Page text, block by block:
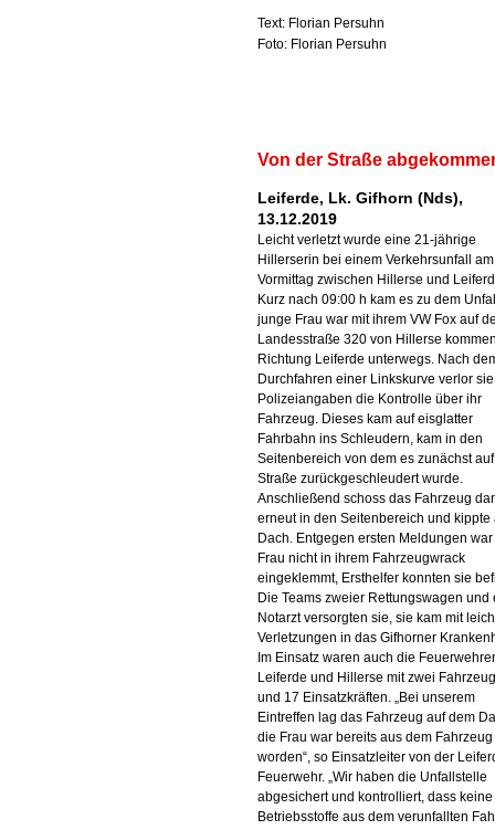
Text: Florian Persuhn
Foto: Florian Persuhn
Von der Straße
Leiferde, Lk. Gifhorn (Nds),
13.12.2019
Leicht verletzt wurde eine 21-jährige
Hillerserin bei einem Verkehrsunfall am
Vormittag zwischen Hillerse und
Kurz nach 09:00 h kam es zu dem
junge Frau war mit ihrem VW Fox auf
Landesstraße 320 von Hillerse
Richtung Leiferde unterwegs. Nach
Durchfahren einer Linkskurve verlor
Polizeiangaben die Kontrolle über ihr
Fahrzeug. Dieses kam auf eisglatter
Fahrbahn ins Schleudern, kam in den
Seitenbereich von dem es zunächst
Straße zurückgeschleudert wurde.
Anschließend schoss das Fahrzeug
erneut in den Seitenbereich und kippte
Dach. Entgegen ersten Meldungen
Frau nicht in ihrem Fahrzeugwrack
eingeklemmt, Ersthelfer konnten sie
Die Teams zweier Rettungswagen und
Notarzt versorgten sie, sie kam mit
Verletzungen in das Gifhorner
Im Einsatz waren auch die
Leiferde und Hillerse mit zwei
und 17 Einsatzkräften. „Bei unserem
Eintreffen lag das Fahrzeug auf dem
die Frau war bereits aus dem
worden“, so Einsatzleiter von der
Feuerwehr. „Wir haben die Unfallstelle
abgesichert und kontrolliert, dass keine
Betriebsstoffe aus dem verunfallten